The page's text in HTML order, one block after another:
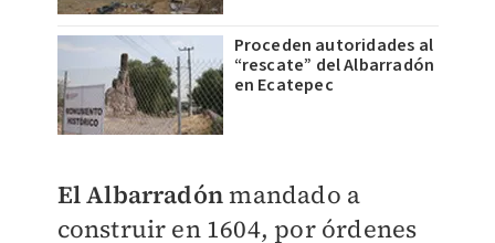
Proceden autoridades al
“rescate” del Albarradón
en Ecatepec
El Albarradónmandado a
construir en 1604, por órdenes